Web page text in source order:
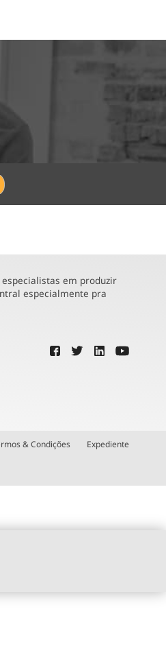
em produzir
especialmente pra
& Condições Expediente